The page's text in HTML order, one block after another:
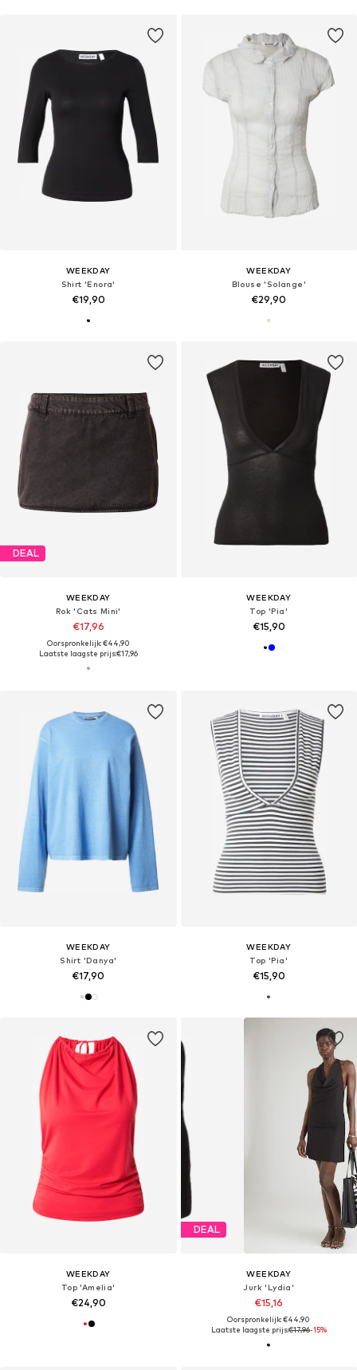
WEEKDAY
Shirt 'Enora'
€19,90
WEEKDAY
Blouse 'Solange'
€29,90
DEAL
WEEKDAY
Rok 'Cats Mini'
€17,96
Oorspronkelijk: €44,90
Laatste laagste prijs:€17,96
WEEKDAY
Top 'Pia'
€15,90
WEEKDAY
Shirt 'Danya'
€17,90
WEEKDAY
Top 'Pia'
€15,90
WEEKDAY
Top 'Amelia'
€24,90
DEAL
WEEKDAY
Jurk 'Lydia'
€15,16
Oorspronkelijk: €44,90
Laatste laagste prijs:€17,96-15%